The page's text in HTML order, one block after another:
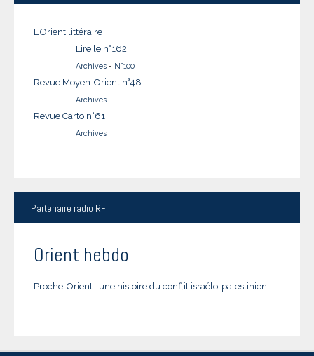
L'Orient littéraire
Lire le n°162
Archives - N°100
Revue Moyen-Orient n°48
Archives
Revue Carto n°61
Archives
Partenaire radio RFI
Orient hebdo
Proche-Orient : une histoire du conflit israélo-palestinien